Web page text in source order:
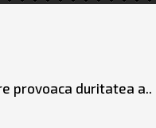
provoaca duritatea a..